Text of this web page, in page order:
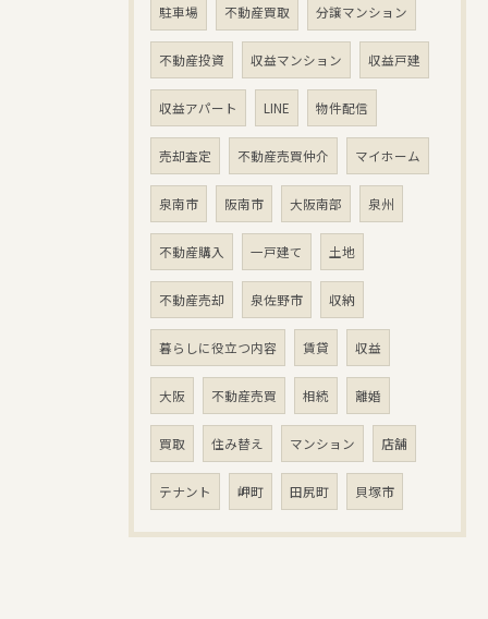
駐車場 不動産買取 分譲マンション
不動産投資 収益マンション 収益戸建
収益アパート LINE 物件配信
売却査定 不動産売買仲介 マイホーム
泉南市 阪南市 大阪南部 泉州
不動産購入 一戸建て 土地
不動産売却 泉佐野市 収納
暮らしに役立つ内容 賃貸 収益
大阪 不動産売買 相続 離婚
買取 住み替え マンション 店舗
テナント 岬町 田尻町 貝塚市